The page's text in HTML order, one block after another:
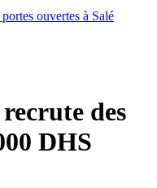
ouvertes à Salé
des
DHS